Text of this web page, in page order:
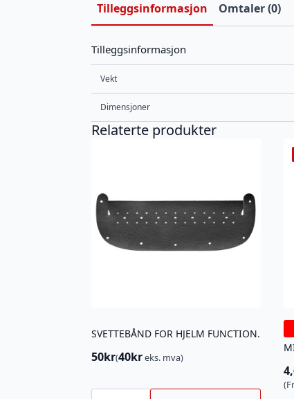
Tilleggsinformasjon Omtaler (0)
Tilleggsinformasjon
Vekt
Dimensjoner
Relaterte produkter
SVETTEBÅND FOR HJELM FUNCTION.
50kr(40kreks. mva)
SVETTEBÅND